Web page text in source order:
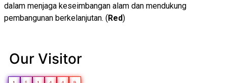
dalam menjaga keseimbangan alam dan mendukung
pembangunan berkelanjutan. (Red)
Our Visitor